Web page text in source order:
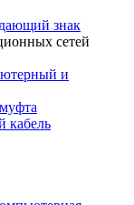
знак
сетей
и
кабель